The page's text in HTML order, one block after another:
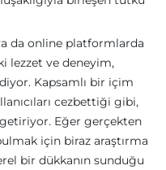
da online platformlarda
lezzet ve deneyim,
Kapsamlı bir içim
cezbettiği gibi,
Eğer gerçekten
için biraz araştırma
bir dükkanın sunduğu